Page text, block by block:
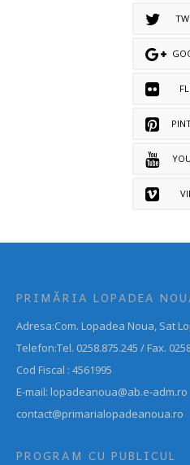
PRIMĂRIA LOPADEA
Adresa:Com. Lopadea Noua, Sat
Telefon:Tel. 0258.875.245 / Fax.
Cod Fiscal : 4561995
E-mail: lopadeanoua@ab.e-adm.ro
contact@primarialopadeanoua.ro
PROGRAM CU PUBLICUL